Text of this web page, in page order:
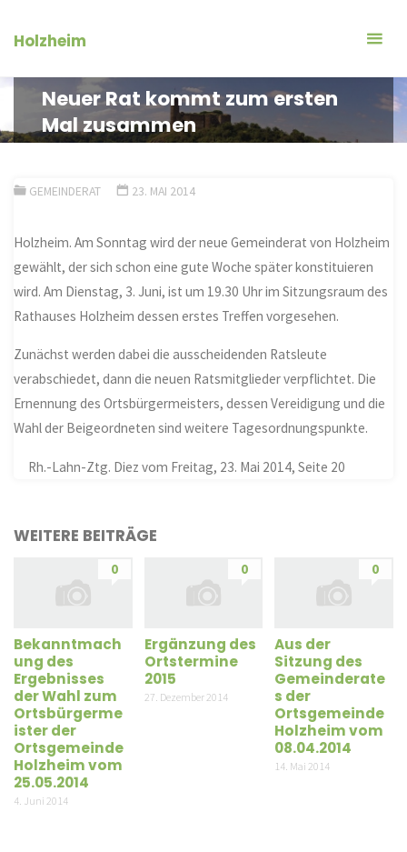
InhaltHolzheim
Neuer Rat kommt zum ersten
Mal zusammen
GEMEINDERAT 23. MAI 2014
Holzheim. Am Sonntag wird der neue Gemeinderat von Holzheim
gewählt, der sich schon eine gute Woche später konstituieren
wird. Am Dienstag, 3. Juni, ist um 19.30 Uhr im Sitzungsraum des
Rathauses Holzheim dessen erstes Treffen vorgesehen.
Zunächst werden dabei die ausscheidenden Ratsleute
verabschiedet, dann die neuen Ratsmitglieder verpflichtet. Die
Ernennung des Ortsbürgermeisters, dessen Vereidigung und die
Wahl der Beigeordneten sind weitere Tagesordnungspunkte.
Rh.-Lahn-Ztg. Diez vom Freitag, 23. Mai 2014, Seite 20
WEITERE BEITRÄGE
0
Bekanntmach
ung des
Ergebnisses
der Wahl zum
Ortsbürgerme
ister der
Ortsgemeinde
Holzheim vom
25.05.2014
4. Juni 2014
0
Ergänzung des
Ortstermine
2015
27. Dezember 2014
0
Aus der
Sitzung des
Gemeinderate
s der
Ortsgemeinde
Holzheim vom
08.04.2014
14. Mai 2014